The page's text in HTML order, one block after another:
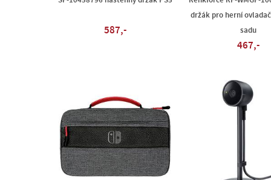
587,-
držák pro herní
sadu
467,-